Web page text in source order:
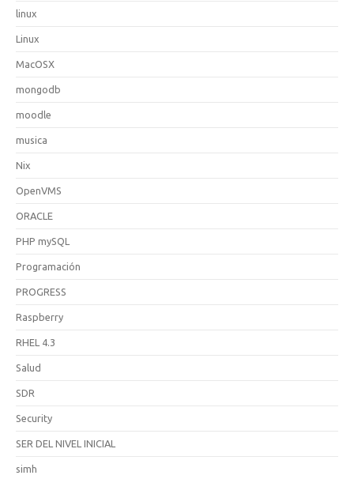
linux
Linux
MacOSX
mongodb
moodle
musica
Nix
OpenVMS
ORACLE
PHP mySQL
Programación
PROGRESS
Raspberry
RHEL 4.3
Salud
SDR
Security
SER DEL NIVEL INICIAL
simh